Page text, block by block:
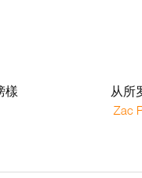
樣 从所
Zac